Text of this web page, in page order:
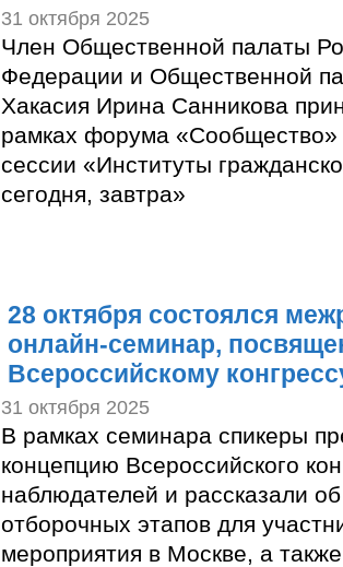
31 октября 2025
Член Общественной палаты
Федерации и Общественной
Хакасия Ирина Санникова
рамках форума
сессии «Институты
сегодня, завтра»
28 октября состоялся
онлайн-семинар,
Всероссийскому
31 октября 2025
В рамках семинара спикеры
концепцию Всероссийского
наблюдателей и рассказали
отборочных этапов для
мероприятия в Москве, а